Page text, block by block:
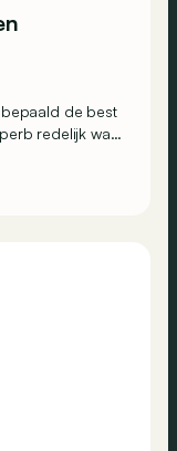
de best
redelijk wat
geroemd
Zeventig
buiten